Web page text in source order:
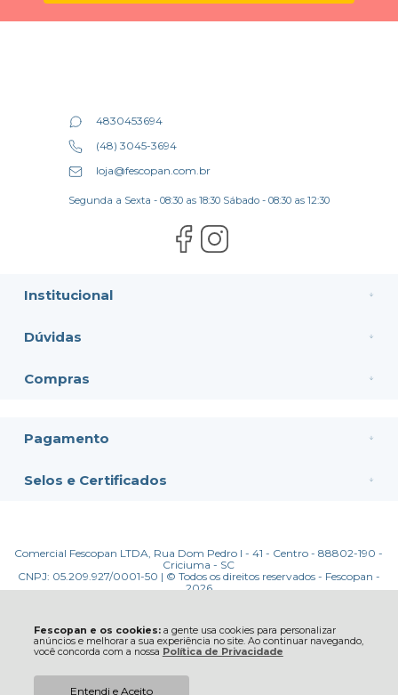
Fescopan e os cookies:a gente usa cookies para personalizar
anúncios e melhorar a sua experiência no site. Ao continuar navegando,
você concorda com a nossa Política de Privacidade
Entendi e Aceito
Institucional
Dúvidas
Compras
4830453694
(48) 3045-3694
loja@fescopan.com.br
Segunda a Sexta - 08:30 as 18:30 Sábado - 08:30 as 12:30
Pagamento
Selos e Certificados
Comercial Fescopan LTDA, Rua Dom Pedro I - 41 - Centro - 88802-190 -
Criciuma - SC
CNPJ: 05.209.927/0001-50 | © Todos os direitos reservados - Fescopan -
2026